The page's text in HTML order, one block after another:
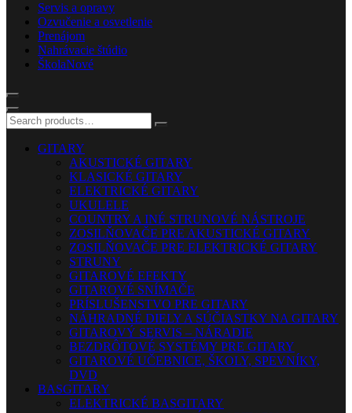
Servis a opravy
Ozvučenie a osvetlenie
Prenájom
Nahrávacie štúdio
ŠkolaNové
GITARY
AKUSTICKÉ GITARY
KLASICKÉ GITARY
ELEKTRICKÉ GITARY
UKULELE
COUNTRY A INÉ STRUNOVÉ NÁSTROJE
ZOSILŇOVAČE PRE AKUSTICKÉ GITARY
ZOSILŇOVAČE PRE ELEKTRICKÉ GITARY
STRUNY
GITAROVÉ EFEKTY
GITAROVÉ SNÍMAČE
PRÍSLUŠENSTVO PRE GITARY
NÁHRADNÉ DIELY A SÚČIASTKY NA GITARY
GITAROVÝ SERVIS – NÁRADIE
BEZDRÔTOVÉ SYSTÉMY PRE GITARY
GITAROVÉ UČEBNICE, ŠKOLY, SPEVNÍKY,
DVD
BASGITARY
ELEKTRICKÉ BASGITARY